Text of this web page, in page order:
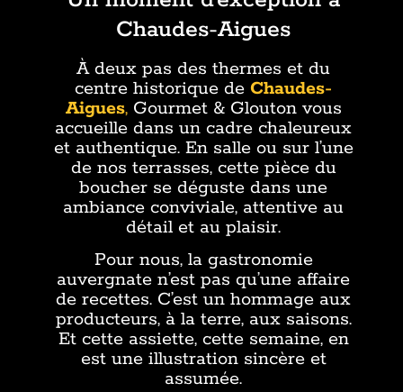
Chaudes-Aigues
À deux pas des thermes et du
centre historique deChaudes-
Aigues,Gourmet & Glouton vous
accueille dans un cadre chaleureux
et authentique. En salle ou sur l’une
de nos terrasses, cette pièce du
boucher se déguste dans une
ambiance conviviale, attentive au
détail et au plaisir.
Pour nous, la gastronomie
auvergnate n’est pas qu’une affaire
de recettes. C’est un hommage aux
producteurs, à la terre, aux saisons.
Et cette assiette, cette semaine, en
est une illustration sincère et
assumée.